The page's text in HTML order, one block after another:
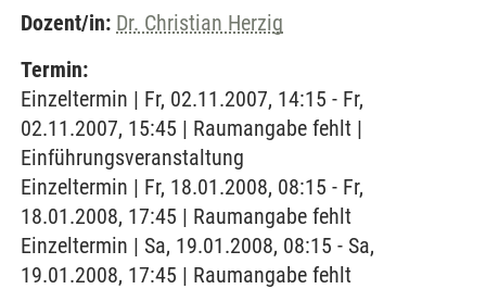
Dozent/in: Dr. Christian Herzig
Termin:
Einzeltermin | Fr, 02.11.2007, 14:15 - Fr,
02.11.2007, 15:45 | Raumangabe fehlt |
Einführungsveranstaltung
Einzeltermin | Fr, 18.01.2008, 08:15 - Fr,
18.01.2008, 17:45 | Raumangabe fehlt
Einzeltermin | Sa, 19.01.2008, 08:15 - Sa,
19.01.2008, 17:45 | Raumangabe fehlt